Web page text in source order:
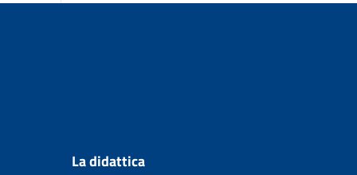
La didattica